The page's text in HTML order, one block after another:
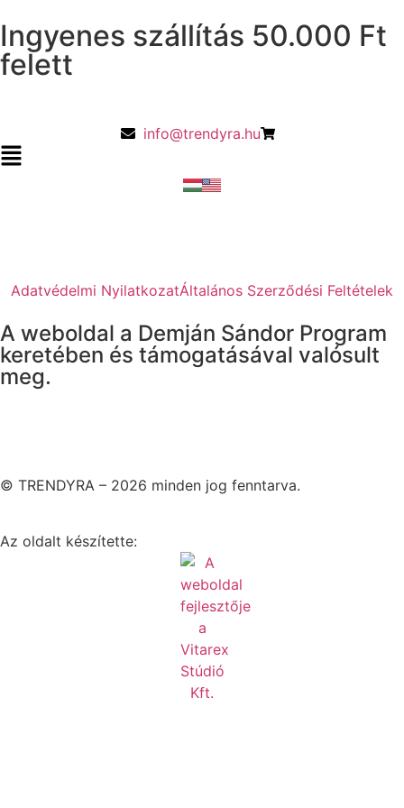
Ingyenes szállítás 50.000 Ft
felett
info@trendyra.hu
Adatvédelmi NyilatkozatÁltalános Szerződési Feltételek
A weboldal a Demján Sándor Program
keretében és támogatásával valósult
meg.
© TRENDYRA – 2026 minden jog fenntarva.
Az oldalt készítette: